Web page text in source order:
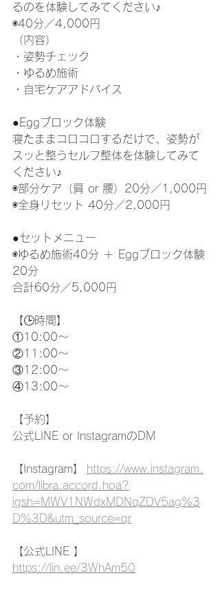
るのを体験してみてください♪
◉40分／4,000円
（内容）
・姿勢チェック
・ゆるめ施術
・自宅ケアアドバイス
●Eggブロック体験
寝たままコロコロするだけで、姿勢が
スッと整うセルフ整体を体験してみて
ください♪
◉部分ケア（肩 or 腰）20分／1,000円
◉全身リセット 40分／2,000円
●セットメニュー
◉ゆるめ施術40分 ＋ Eggブロック体験
20分
合計60分／5,000円
【🕒時間】
①10:00〜
②11:00〜
③12:00〜
④13:00〜
【予約】
公式LINE or InstagramのDM
【Instagram】
https://www.instagram.
com/libra.accord.hoa?
igsh=MWV1NWdxMDNqZDV5ag%3
D%3D&utm_source=qr
【公式LINE 】
https://lin.ee/3WhAm50